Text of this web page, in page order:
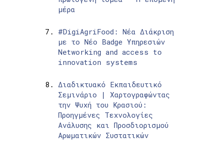
μέρα
#DigiAgriFood: Νέα Διάκριση
με το Νέο Badge Υπηρεσιών
Networking and access to
innovation systems
Διαδικτυακό Εκπαιδευτικό
Σεμινάριο | Χαρτογραφώντας
την Ψυχή του Κρασιού:
Προηγμένες Τεχνολογίες
Ανάλυσης και Προσδιορισμού
Αρωματικών Συστατικών